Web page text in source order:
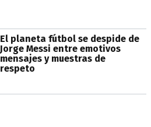
El planeta fútbol se despide de
Jorge Messi entre emotivos
mensajes y muestras de
respeto